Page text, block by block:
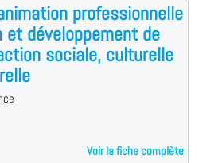
professionnelle
et développement de
sociale, culturelle
Voir la fiche complète